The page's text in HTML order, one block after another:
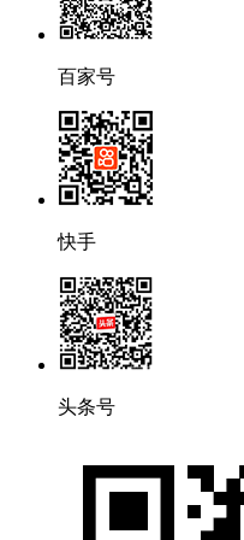
百家号
快手
头条号